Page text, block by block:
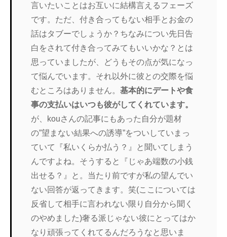
言いたいことはお互いに結構言えるフェーズ
です。ただ、付き合ってもない相手とお金の
話はタブーでしょうか？ちなみについ先日告
白をされて付き合ってみてもいいかな？とは
思っていましたが、どうもその点が気になっ
て悩んでいます。それ以外に彼との交際を悩
むところはありません。基本的にデートや食
事の支払いはいつも彼がしてくれています。
が、kouさんの記事にもあった自分が題材
の”望まない結果への誘導”をついしていまっ
ていて『私いくらか払う？』と聞いてしまう
んですよね。そうすると『じゃあ端数の小銭
出せる？』と。当たり前ですが私の望んでい
ない回答が返ってきます。笑(ここについては
反省して相手に言われない限り自分から聞く
のやめました)奢る派じゃない彼にとってはか
なり頑張ってくれてるんだろうなと思いま